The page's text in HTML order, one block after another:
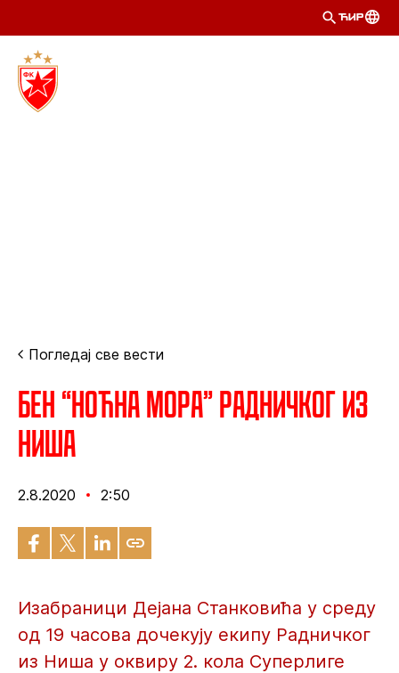
ЋИР
Погледај све вести
Бен “ноћна мора” Радничког из
Ниша
2.8.2020 2:50
Изабраници Дејана Станковића у среду
од 19 часова дочекују екипу Радничког
из Ниша у оквиру 2. кола Суперлиге